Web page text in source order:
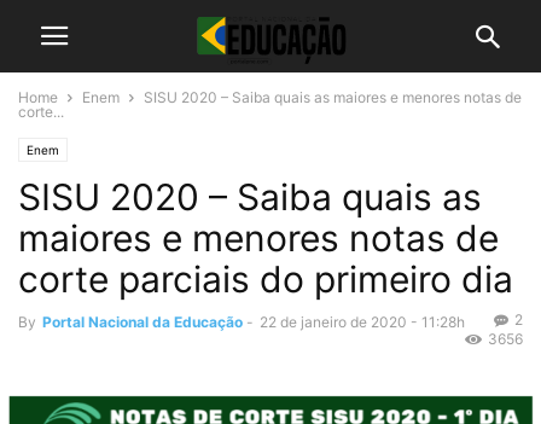
Home Enem
SISU 2020 – Saiba quais as maiores e menores notas de
corte...
Enem
SISU 2020 – Saiba quais as
maiores e menores notas de
corte parciais do primeiro dia
By Portal Nacional da Educação - 22 de janeiro de 2020 - 11:28h
2
3656